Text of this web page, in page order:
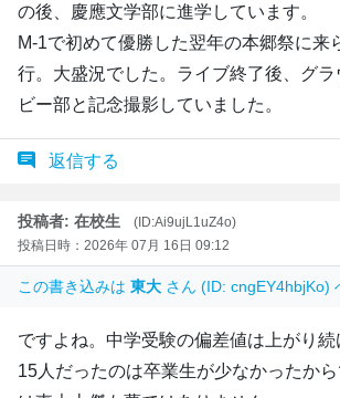
の後、慶應文学部に進学しています。
M-1で初めて優勝した翌年の本郷祭に来
行。大盛況でした。ライブ終了後、グ
ビー部と記念撮影していました。
返信する
投稿者: 在校生
(ID:Ai9ujL1uZ4o)
投稿日時：2026年 07月 16日 09:12
この書き込みは 東大 さん (ID: cngEY4hbjKo)
ですよね。中学受験の偏差値は上がり
15人だったのは卒業生が少なかったか